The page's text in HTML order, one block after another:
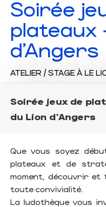
Soirée
plateaux
d'Angers
ATELIER / STAGE À LE
Soirée jeux de
du Lion d'Angers
Que vous soyez
plateaux et de
moment, découvrir et
toute convivialité.
La ludothèque vous